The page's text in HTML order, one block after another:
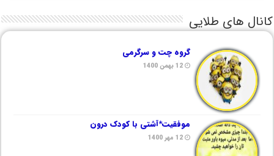
کانال های طلایی
گروه چت و سرگرمی
12 بهمن 1400
موفقیت*آشتی با کودک درون
12 مهر 1400